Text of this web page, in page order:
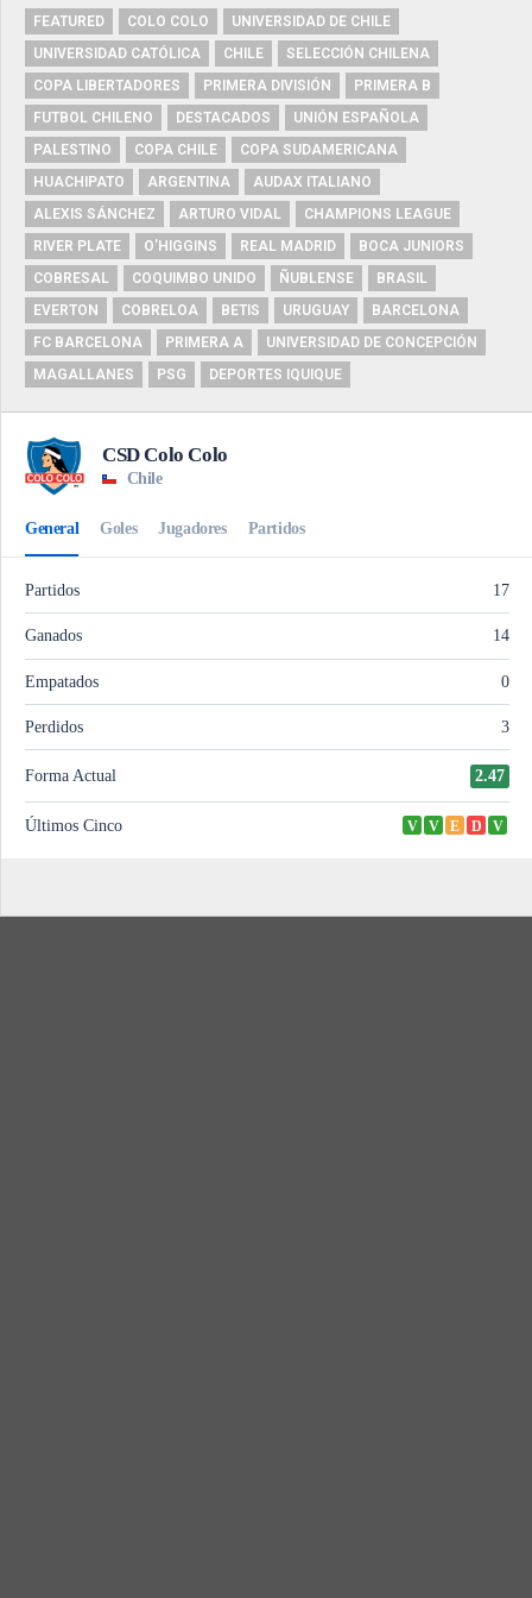
FEATURED COLO COLO
UNIVERSIDAD DE CHILE
UNIVERSIDAD CATÓLICA
CHILE
SELECCIÓN CHILENA
COPA LIBERTADORES
PRIMERA DIVISIÓN
PRIMERA B
FUTBOL CHILENO
DESTACADOS
UNIÓN ESPAÑOLA
PALESTINO
COPA CHILE
COPA SUDAMERICANA
HUACHIPATO
ARGENTINA
AUDAX ITALIANO
ALEXIS SÁNCHEZ
ARTURO VIDAL
CHAMPIONS LEAGUE
RIVER PLATE
O'HIGGINS REAL MADRID
BOCA JUNIORS
COBRESAL
COQUIMBO UNIDO ÑUBLENSE
BRASIL
EVERTON
COBRELOA BETIS URUGUAY
BARCELONA
FC BARCELONA
PRIMERA A
UNIVERSIDAD DE CONCEPCIÓN
MAGALLANES
PSG DEPORTES IQUIQUE